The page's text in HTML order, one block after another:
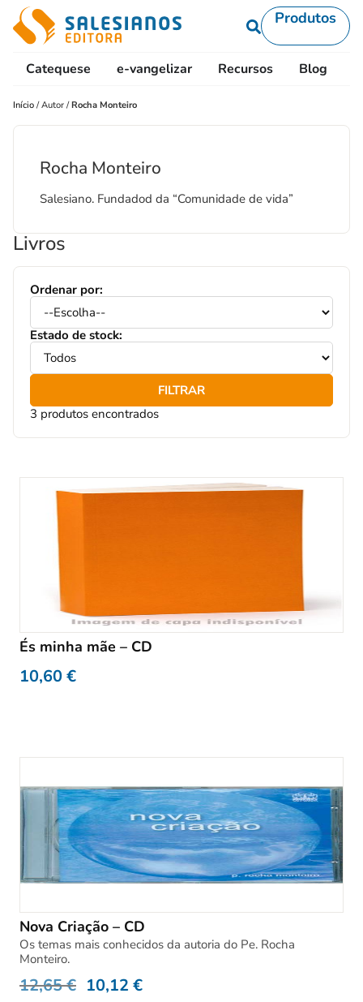
Produtos
Catequese e-vangelizar Recursos Blog
Início /Autor /Rocha Monteiro
Rocha Monteiro
Salesiano. Fundadod da “Comunidade de vida”
Livros
Ordenar por:
Estado de stock:
FILTRAR
3 produtos encontrados
És minha mãe – CD
10,60€
Nova Criação – CD
Os temas mais conhecidos da autoria do Pe. Rocha
Monteiro.
12,65€ 10,12 €